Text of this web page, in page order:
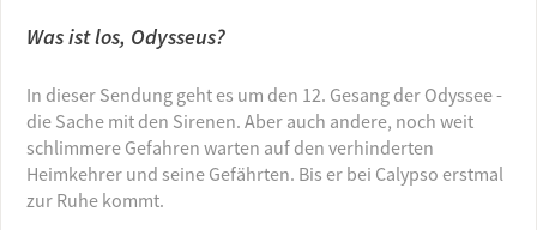
Was ist los, Odysseus?
In dieser Sendung geht es um den 12. Gesang der Odyssee -
die Sache mit den Sirenen. Aber auch andere, noch weit
schlimmere Gefahren warten auf den verhinderten
Heimkehrer und seine Gefährten. Bis er bei Calypso erstmal
zur Ruhe kommt.